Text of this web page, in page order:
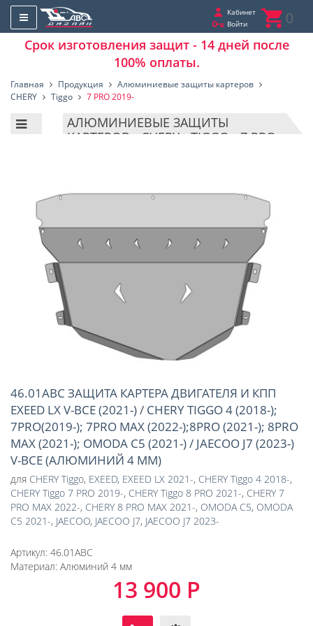
Кабинет
Войти
0
Срок изготовления защит - 14 дней после
100% оплаты.
Главная Продукция
Алюминиевые защиты картеров
CHERY
Tiggo 7 PRO 2019-
АЛЮМИНИЕВЫЕ ЗАЩИТЫ
КАРТЕРОВ - CHERY - TIGGO - 7 PRO
46.01ABC ЗАЩИТА КАРТЕРА ДВИГАТЕЛЯ И КПП
EXEED LX V-ВСЕ (2021-) / CHERY TIGGO 4 (2018-);
7PRO(2019-); 7PRO MAX (2022-);8PRO (2021-); 8PRO
MAX (2021-); OMODA C5 (2021-) / JAECOO J7 (2023-)
V-ВСЕ (АЛЮМИНИЙ 4 ММ)
для CHERY Tiggo, EXEED, EXEED LX 2021-, CHERY Tiggo 4 2018-,
CHERY Tiggo 7 PRO 2019-, CHERY Tiggo 8 PRO 2021-, CHERY 7
PRO MAX 2022-, CHERY 8 PRO MAX 2021-, OMODA C5, OMODA
C5 2021-, JAECOO, JAECOO J7, JAECOO J7 2023-
Артикул: 46.01ABC
Материал: Алюминий 4 мм
13 900 Р